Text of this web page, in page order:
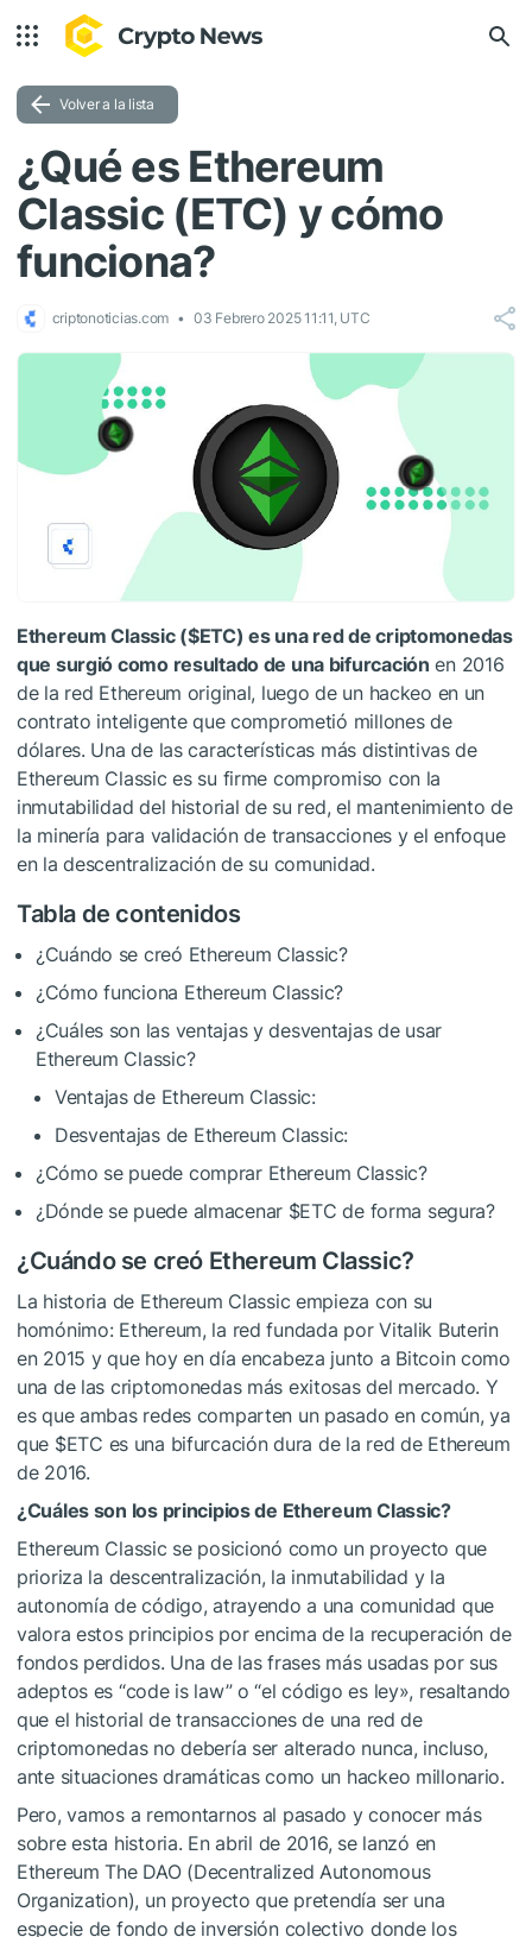
Volver a la lista
¿Qué es Ethereum
Classic (ETC) y cómo
funciona?
criptonoticias.com 03 Febrero 2025 11:11, UTC
Ethereum Classic ($ETC) es una red de criptomonedas
que surgió como resultado de una bifurcación en 2016
de la red Ethereum original, luego de un hackeo en un
contrato inteligente que comprometió millones de
dólares. Una de las características más distintivas de
Ethereum Classic es su firme compromiso con la
inmutabilidad del historial de su red, el mantenimiento de
la minería para validación de transacciones y el enfoque
en la descentralización de su comunidad.
Tabla de contenidos
¿Cuándo se creó Ethereum Classic?
¿Cómo funciona Ethereum Classic?
¿Cuáles son las ventajas y desventajas de usar
Ethereum Classic?
Ventajas de Ethereum Classic:
Desventajas de Ethereum Classic:
¿Cómo se puede comprar Ethereum Classic?
¿Dónde se puede almacenar $ETC de forma segura?
¿Cuándo se creó Ethereum Classic?
La historia de Ethereum Classic empieza con su
homónimo: Ethereum, la red fundada por Vitalik Buterin
en 2015 y que hoy en día encabeza junto a Bitcoin como
una de las criptomonedas más exitosas del mercado. Y
es que ambas redes comparten un pasado en común, ya
que $ETC es una bifurcación dura de la red de Ethereum
de 2016.
¿Cuáles son los principios de Ethereum Classic?
Ethereum Classic se posicionó como un proyecto que
prioriza la descentralización, la inmutabilidad y la
autonomía de código, atrayendo a una comunidad que
valora estos principios por encima de la recuperación de
fondos perdidos. Una de las frases más usadas por sus
adeptos es “code is law” o “el código es ley», resaltando
que el historial de transacciones de una red de
criptomonedas no debería ser alterado nunca, incluso,
ante situaciones dramáticas como un hackeo millonario.
Pero, vamos a remontarnos al pasado y conocer más
sobre esta historia. En abril de 2016, se lanzó en
Ethereum The DAO (Decentralized Autonomous
Organization), un proyecto que pretendía ser una
especie de fondo de inversión colectivo donde los